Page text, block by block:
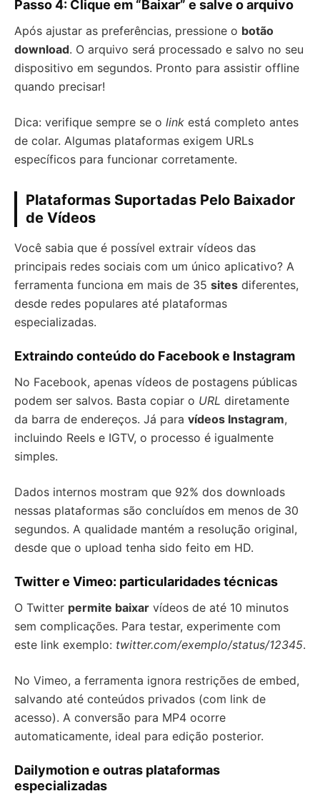
Passo 4: Clique em “Baixar” e salve o arquivo
Após ajustar as preferências, pressione o botão
download. O arquivo será processado e salvo no seu
dispositivo em segundos. Pronto para assistir offline
quando precisar!
Dica: verifique sempre se o link está completo antes
de colar. Algumas plataformas exigem URLs
específicos para funcionar corretamente.
Plataformas Suportadas Pelo Baixador
de Vídeos
Você sabia que é possível extrair vídeos das
principais redes sociais com um único aplicativo? A
ferramenta funciona em mais de 35 sites diferentes,
desde redes populares até plataformas
especializadas.
Extraindo conteúdo do Facebook e Instagram
No Facebook, apenas vídeos de postagens públicas
podem ser salvos. Basta copiar o URL diretamente
da barra de endereços. Já para vídeos Instagram,
incluindo Reels e IGTV, o processo é igualmente
simples.
Dados internos mostram que 92% dos downloads
nessas plataformas são concluídos em menos de 30
segundos. A qualidade mantém a resolução original,
desde que o upload tenha sido feito em HD.
Twitter e Vimeo: particularidades técnicas
O Twitter permite baixar vídeos de até 10 minutos
sem complicações. Para testar, experimente com
este link exemplo: twitter.com/exemplo/status/12345.
No Vimeo, a ferramenta ignora restrições de embed,
salvando até conteúdos privados (com link de
acesso). A conversão para MP4 ocorre
automaticamente, ideal para edição posterior.
Dailymotion e outras plataformas
especializadas